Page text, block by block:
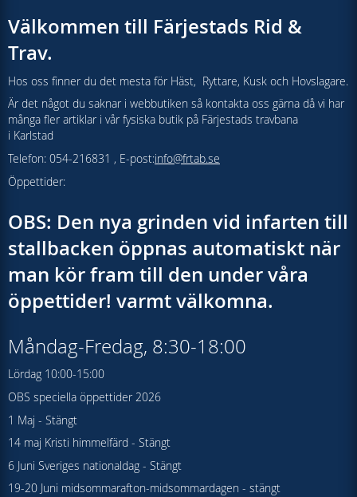
Välkommen till Färjestads Rid &
Trav.
Hos oss finner du det mesta för Häst, Ryttare, Kusk och Hovslagare.
Är det något du saknar i webbutiken så kontakta oss gärna då vi har
många fler artiklar i vår fysiska butik på Färjestads travbana
i Karlstad
Telefon: 054-216831 , E-post:info@frtab.se
Öppettider:
OBS: Den nya grinden vid infarten till
stallbacken öppnas automatiskt när
man kör fram till den under våra
öppettider! varmt välkomna.
Måndag-Fredag, 8:30-18:00
Lördag 10:00-15:00
OBS speciella öppettider 2026
1 Maj - Stängt
14 maj Kristi himmelfärd - Stängt
6 Juni Sveriges nationaldag - Stängt
19-20 Juni midsommarafton-midsommardagen - stängt